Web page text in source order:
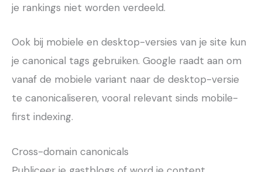
je rankings niet worden verdeeld.
Ook bij mobiele en desktop-versies van je site kun
je canonical tags gebruiken. Google raadt aan om
vanaf de mobiele variant naar de desktop-versie
te canonicaliseren, vooral relevant sinds mobile-
first indexing.
Cross-domain canonicals